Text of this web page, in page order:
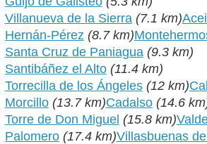
Villanueva de la Sierra (7.1 km)
Hernán-Pérez (8.7 km)
Santa Cruz de Paniagua (9.3 km)
Santibáñez el Alto (11.4 km)
Torrecilla de los Ángeles (12 km)
Morcillo (13.7 km)Cadalso (14.6
Torre de Don Miguel (15.8 km)
Palomero (17.4 km)Villasbuenas